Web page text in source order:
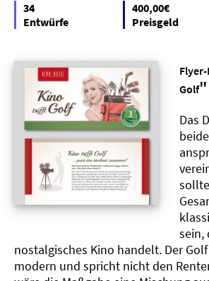
34
Entwürfe
400,00€
Preisgeld
Golf"
Das
sein,
nostalgisches Kino handelt. Der
modern und spricht nicht den